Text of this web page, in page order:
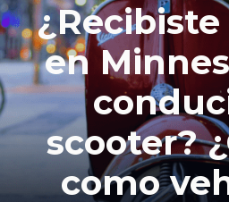
en
scooter?
como